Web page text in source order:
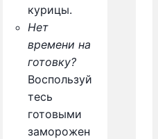
курицы.
Нет
времени на
готовку?
Воспользуй
тесь
готовыми
заморожен